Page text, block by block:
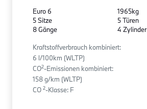
Euro 6
5 Sitze
8 Gänge
1965kg
5 Türen
4 Zylinder
Kraftstoffverbrauch kombiniert:
6 l/100km (WLTP)
CO2-Emissionen kombiniert:
158 g/km (WLTP)
CO 2-Klasse: F